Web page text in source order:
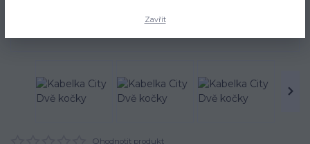
Ohodnotit produkt
Zavřít